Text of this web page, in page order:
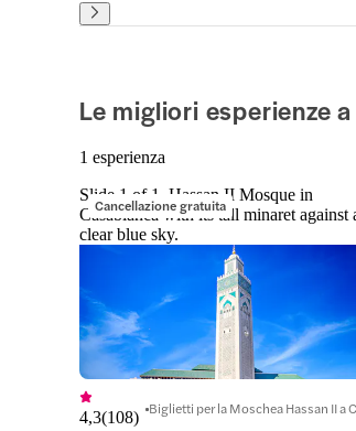
Le migliori esperienze
1 esperienza
Cancellazione gratuita
Slide 1 of 1, Hassan II Mosque in
Casablanca with its tall minaret against
clear blue sky.
4,3(108)